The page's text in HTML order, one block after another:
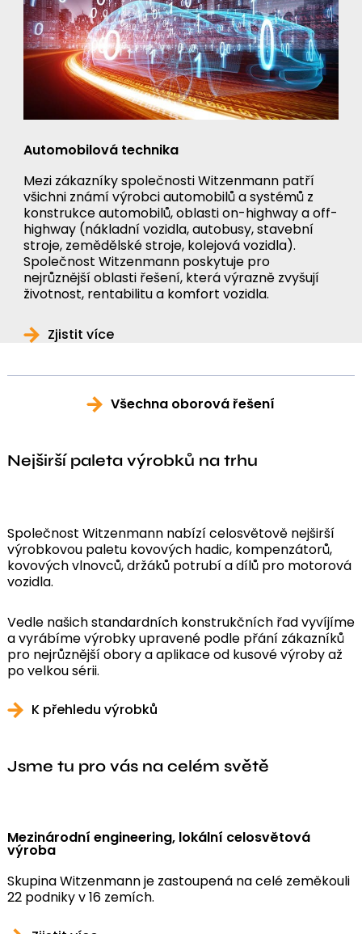
Automobilová technika
Mezi zákazníky společnosti Witzenmann patří
všichni známí výrobci automobilů a systémů z
konstrukce automobilů, oblasti on-highway a off-
highway (nákladní vozidla, autobusy, stavební
stroje, zemědělské stroje, kolejová vozidla).
Společnost Witzenmann poskytuje pro
nejrůznější oblasti řešení, která výrazně zvyšují
životnost, rentabilitu a komfort vozidla.
Zjistit více
Všechna oborová řešení
Nejširší paleta výrobků na trhu
Společnost Witzenmann nabízí celosvětově nejširší
výrobkovou paletu kovových hadic, kompenzátorů,
kovových vlnovců, držáků potrubí a dílů pro motorová
vozidla.
Vedle našich standardních konstrukčních řad vyvíjíme
a vyrábíme výrobky upravené podle přání zákazníků
pro nejrůznější obory a aplikace od kusové výroby až
po velkou sérii.
K přehledu výrobků
Jsme tu pro vás na celém světě
Mezinárodní engineering, lokální celosvětová
výroba
Skupina Witzenmann je zastoupená na celé zeměkouli
22 podniky v 16 zemích.